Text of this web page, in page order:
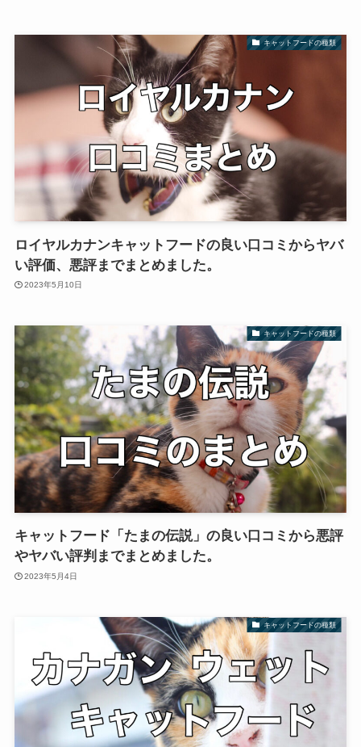
キャットフードの種類
ロイヤルカナンキャットフードの良い口コミからヤバ
い評価、悪評までまとめました。
2023年5月10日
キャットフードの種類
キャットフード「たまの伝説」の良い口コミから悪評
やヤバい評判までまとめました。
2023年5月4日
キャットフードの種類